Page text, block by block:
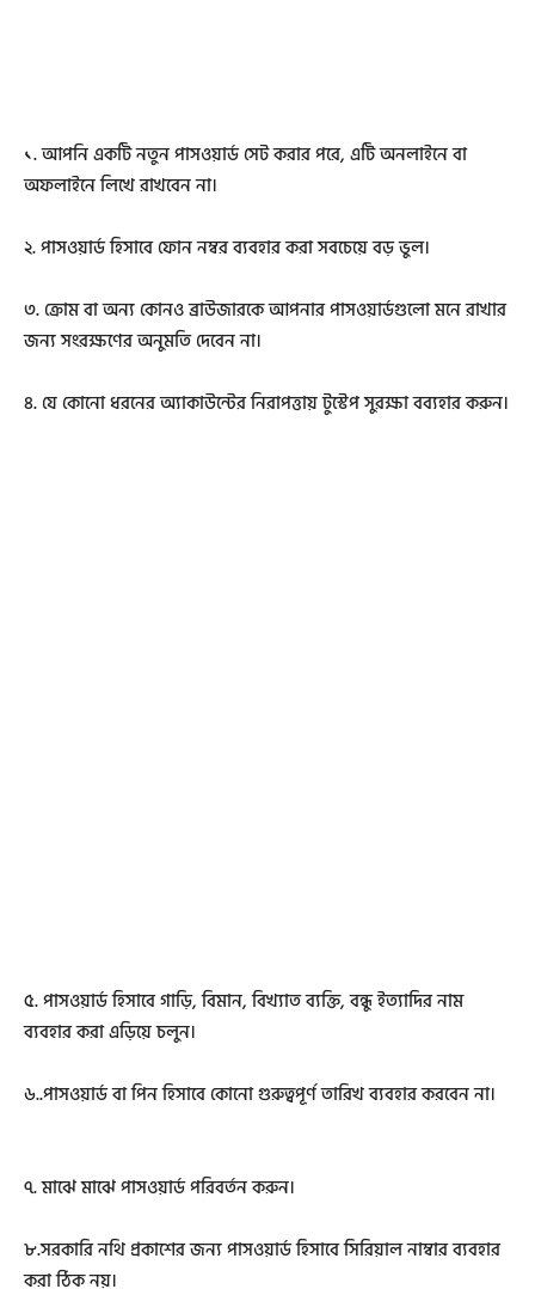
১. আপনি একটি নতুন পাসওয়ার্ড সেট করার পরে, এটি অনলাইনে বা
অফলাইনে লিখে রাখবেন না।
২. পাসওয়ার্ড হিসাবে ফোন নম্বর ব্যবহার করা সবচেয়ে বড় ভুল।
৩. ক্রোম বা অন্য কোনও ব্রাউজারকে আপনার পাসওয়ার্ডগুলো মনে রাখার
জন্য সংরক্ষণের অনুমতি দেবেন না।
৪. যে কোনো ধরনের অ্যাকাউন্টের নিরাপত্তায় টুস্টেপ সুরক্ষা বব্যহার করুন।
৫. পাসওয়ার্ড হিসাবে গাড়ি, বিমান, বিখ্যাত ব্যক্তি, বন্ধু ইত্যাদির নাম
ব্যবহার করা এড়িয়ে চলুন।
৬..পাসওয়ার্ড বা পিন হিসাবে কোনো গুরুত্বপূর্ণ তারিখ ব্যবহার করবেন না।
৭. মাঝে মাঝে পাসওয়ার্ড পরিবর্তন করুন।
৮.সরকারি নথি প্রকাশের জন্য পাসওয়ার্ড হিসাবে সিরিয়াল নাম্বার ব্যবহার
করা ঠিক নয়।